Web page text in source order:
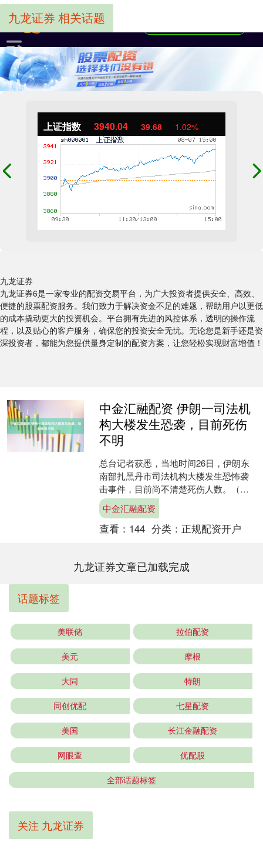
上证指数 3940.04 39.68 1.02%
九龙证券
九龙证券6是一家专业的配资交易平台，为广大投资者提供安全、高效、
便捷的股票配资服务。我们致力于解决资金不足的难题，帮助用户以更低
的成本撬动更大的投资机会。平台拥有先进的风控体系，透明的操作流
程，以及贴心的客户服务，确保您的投资安全无忧。无论您是新手还是资
深投资者，都能为您提供量身定制的配资方案，让您轻松实现财富增值！
九龙证券 相关话题
中金汇融配资 伊朗一司法机
构大楼发生恐袭，目前死伤
不明
总台记者获悉，当地时间26日，伊朗东
南部扎黑丹市司法机构大楼发生恐怖袭
击事件，目前尚不清楚死伤人数。（总
台记者 李健南）....
中金汇融配资
查看： 144 分类： 正规配资开户
九龙证券文章已加载完成
话题标签
美联储 拉伯配资
美元 摩根
大同 特朗
同创优配 七星配资
美国 长江金融配资
网眼查 优配股
全部话题标签
关注 九龙证券